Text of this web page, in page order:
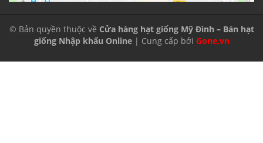
© Bản quyền thuộc về Cửa hàng hạt giống Mỹ Đình – Bán hạt
giống Nhập khẩu Online| Cung cấp bởi Gone.vn